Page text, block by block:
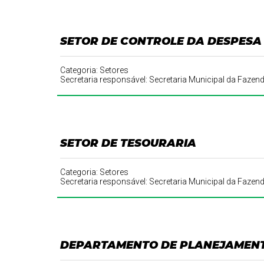
SETOR DE CONTROLE DA DESPESA
Categoria: Setores
Secretaria responsável: Secretaria Municipal da
SETOR DE TESOURARIA
Categoria: Setores
Secretaria responsável: Secretaria Municipal da
DEPARTAMENTO DE